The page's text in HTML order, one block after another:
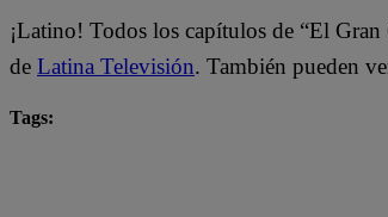
¡Latino! Todos los capítulos de “El
de Latina Televisión. También pueden
Tags: